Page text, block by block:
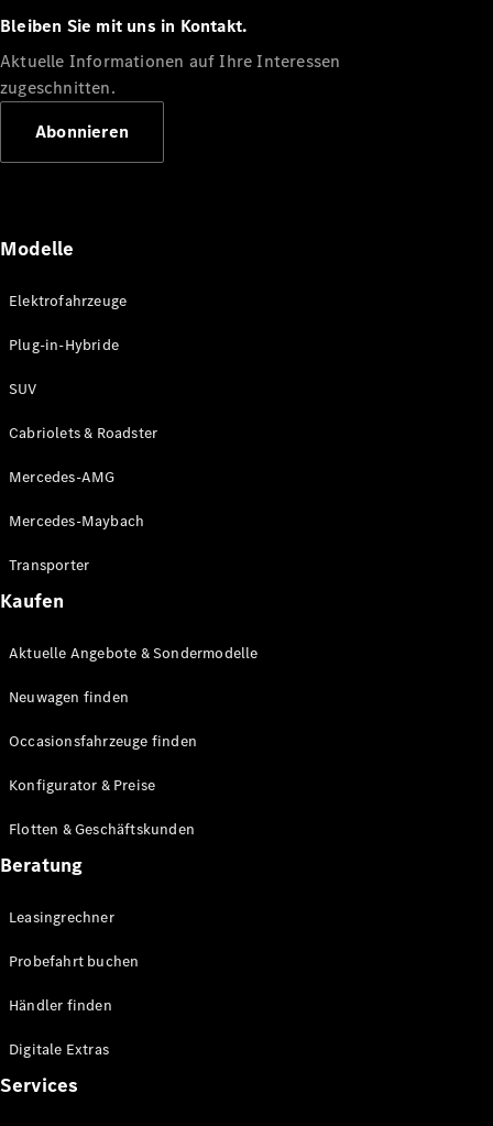
Unsere
Mercedes-
Mercedes-
Classic
Partner
&
Innovationen
Fortschrittliche
Technologien
für den
Antriebsstrang
Multimedia
Over-the-
Fahrhilfen
Konzeptfahrzeuge
Nachhaltigkeit
Bleiben Sie mit uns in Kontakt.
Aktuelle Informationen auf Ihre Interessen
zugeschnitten.
Abonnieren
Modelle
Elektrofahrzeuge
Plug-in-Hybride
SUV
Cabriolets & Roadster
Mercedes-AMG
Mercedes-Maybach
Transporter
Kaufen
Aktuelle Angebote & Sondermodelle
Neuwagen finden
Occasionsfahrzeuge finden
Konfigurator & Preise
Flotten & Geschäftskunden
Beratung
Leasingrechner
Probefahrt buchen
Händler finden
Digitale Extras
Services